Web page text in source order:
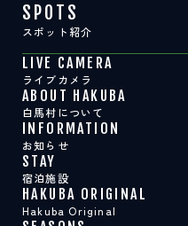
SPOTS
スポット紹介
LIVE CAMERA
ライブカメラ
ABOUT HAKUBA
白馬村について
INFORMATION
お知らせ
STAY
宿泊施設
HAKUBA ORIGINAL
Hakuba Original